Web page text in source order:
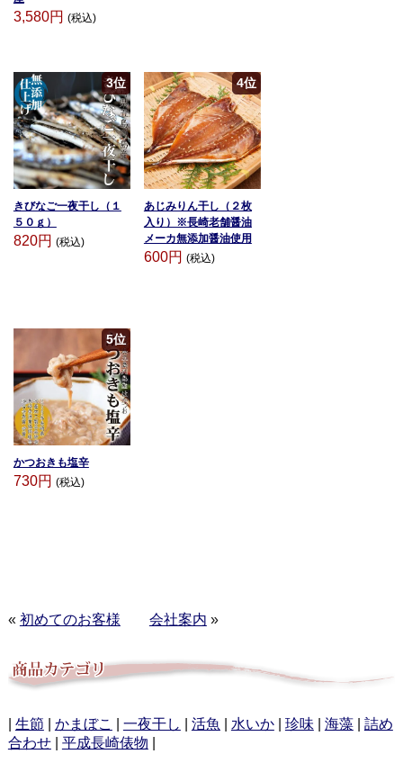
3,580円 (税込)
3位
きびなご一夜干し（１
５０ｇ）
820円 (税込)
4位
あじみりん干し（２枚
入り）※長崎老舗醤油
メーカ無添加醤油使用
600円 (税込)
5位
かつおきも塩辛
730円 (税込)
« 初めてのお客様 会社案内 »
生節 かまぼこ 一夜干し 活魚 水いか| 珍味 海藻| 詰め
合わせ| 平成長崎俵物